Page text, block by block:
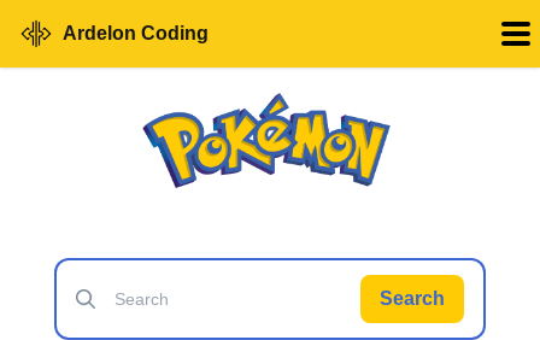
Ardelon Coding
Search